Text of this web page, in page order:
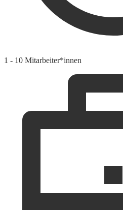
1 - 10 Mitarbeiter*innen